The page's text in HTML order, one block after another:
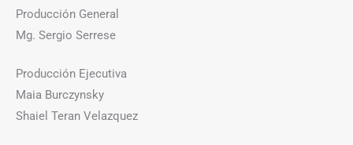
Producción General
Mg. Sergio Serrese
Producción Ejecutiva
Maia Burczynsky
Shaiel Teran Velazquez